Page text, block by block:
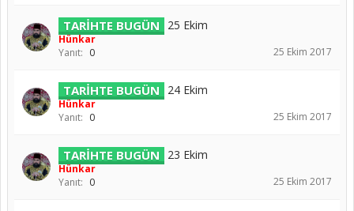
TARİHTE BUGÜN 25 Ekim
Hünkar
Yanıt: 0 25 Ekim 2017
TARİHTE BUGÜN 24 Ekim
Hünkar
Yanıt: 0 25 Ekim 2017
TARİHTE BUGÜN 23 Ekim
Hünkar
Yanıt: 0 25 Ekim 2017